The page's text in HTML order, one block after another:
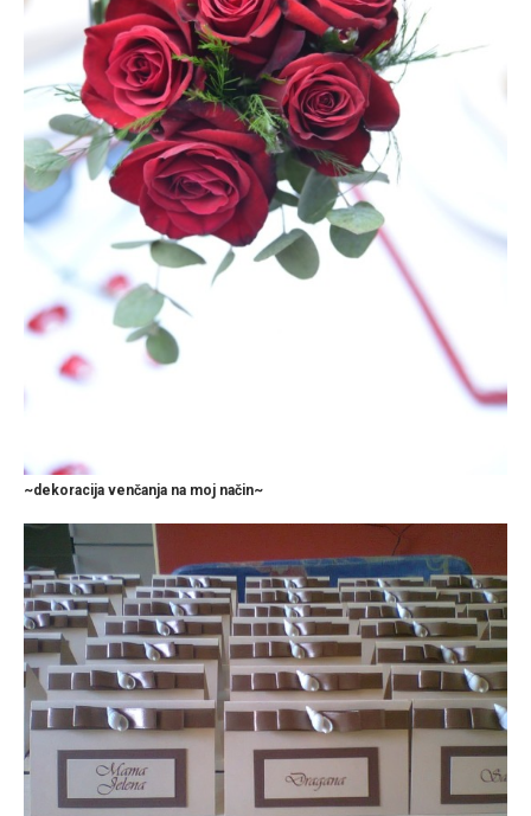
~dekoracija venčanja na moj način~